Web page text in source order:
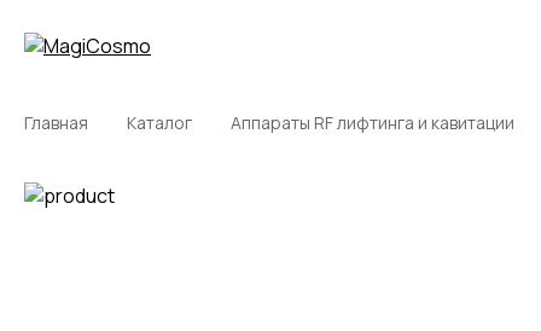
Главная Каталог Аппараты RF лифтинга и кавитации